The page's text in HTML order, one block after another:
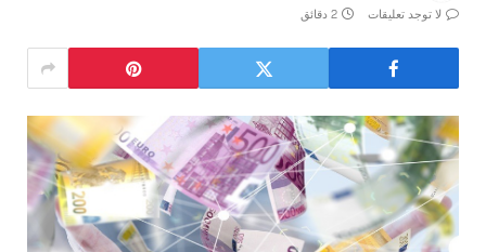
لا توجد تعليقات
2 دقائق